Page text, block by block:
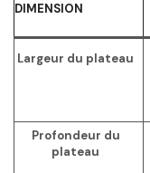
DIMENSION
Largeur du plateau
Profondeur du
plateau